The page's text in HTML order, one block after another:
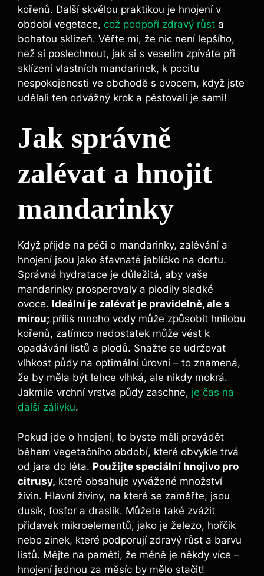
kořenů. Další skvělou praktikou je hnojení v
období vegetace, což podpoří zdravý růst a
bohatou sklizeň. Věřte mi, že nic není lepšího,
než si poslechnout, jak si s veselím zpíváte při
sklízení vlastních mandarinek, k pocitu
nespokojenosti ve obchodě s ovocem, když jste
udělali ten odvážný krok a pěstovali je sami!
Jak správně
zalévat a hnojit
mandarinky
Když přijde na péči o mandarinky, zalévání a
hnojení jsou jako šťavnaté jablíčko na dortu.
Správná hydratace je důležitá, aby vaše
mandarinky prosperovaly a plodily sladké
ovoce. Ideální je zalévat je pravidelně, ale s
mírou; příliš mnoho vody může způsobit hnilobu
kořenů, zatímco nedostatek může vést k
opadávání listů a plodů. Snažte se udržovat
vlhkost půdy na optimální úrovni – to znamená,
že by měla být lehce vlhká, ale nikdy mokrá.
Jakmile vrchní vrstva půdy zaschne, je čas na
další zálivku.
Pokud jde o hnojení, to byste měli provádět
během vegetačního období, které obvykle trvá
od jara do léta. Použijte speciální hnojivo pro
citrusy, které obsahuje vyvážené množství
živin. Hlavní živiny, na které se zaměřte, jsou
dusík, fosfor a draslík. Můžete také zvážit
přídavek mikroelementů, jako je železo, hořčík
nebo zinek, které podporují zdravý růst a barvu
listů. Mějte na paměti, že méně je někdy více –
hnojení jednou za měsíc by mělo stačit!